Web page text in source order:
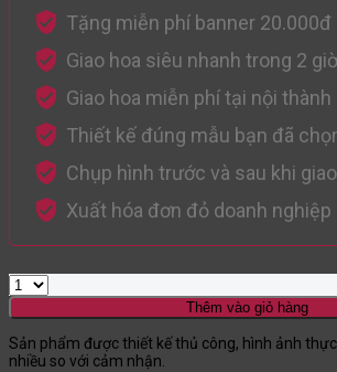
Tặng miễn phí banner 20.000đ
Giao hoa siêu nhanh trong 2 giờ
Giao hoa miễn phí tại nội thành
Thiết kế đúng mẫu bạn đã
Chụp hình trước và sau khi giao
Xuất hóa đơn đỏ doanh nghiệp
Thêm vào giỏ hàng
Sản phẩm được thiết kế thủ công, hình ảnh
nhiều so với cảm nhận.